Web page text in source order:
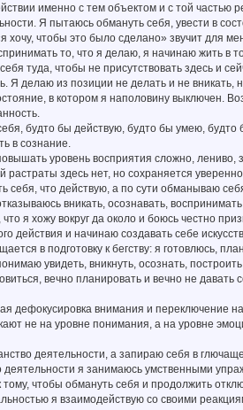
именно с тем объектом и с той частью
Я пытаюсь обмануть себя, увести в
хочу, чтобы это было сделано» звучит для
то, что я делаю, я начинаю жить в
туда, чтобы не присутствовать здесь и
Я делаю из позиции не делать и не вникать,
в котором я наполовину выключен.
будто бы действую, будто бы умею,
в сознание.
уровень восприятия сложно, лениво,
растраты здесь нет, но сохраняется
себя, что действую, а по сути обманываю
вникать, осознавать,
я хожу вокруг да около и боюсь честно
действия и начинаю создавать себе
в подготовку к бегству: я готовлюсь,
увидеть, вникнуть, осознать,
вечно планировать и вечно не давать
дефокусировка внимания и переключение
не на уровне понимания, а на уровне
деятельности, а запираю себя в
я занимаюсь умственными
тому, чтобы обмануть себя и продолжить
я взаимодействую со своими